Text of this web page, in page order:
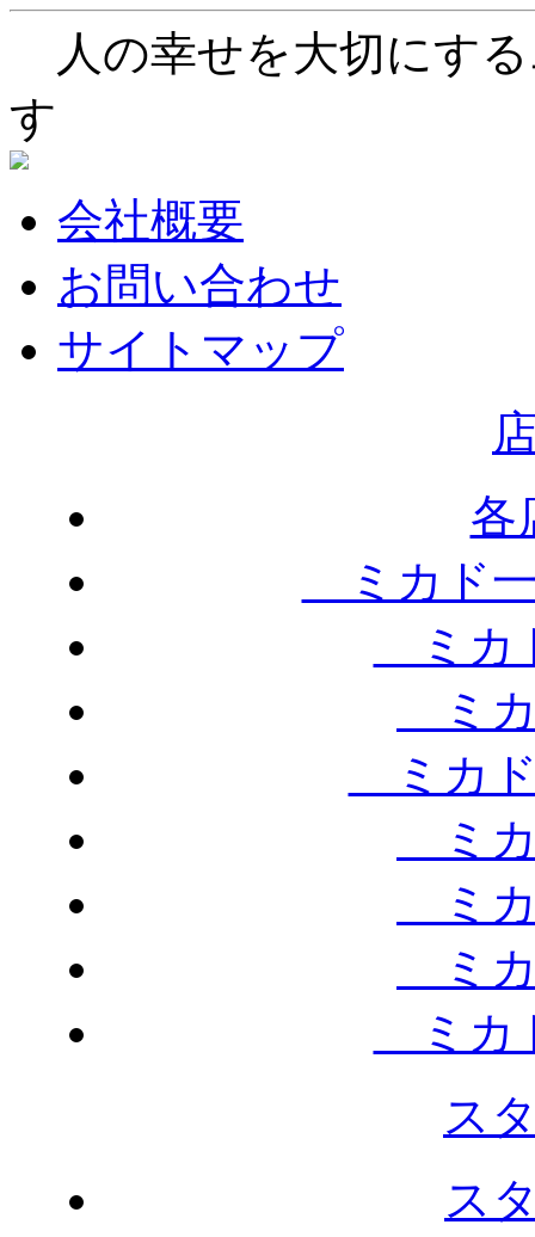
人の幸せを大切にす
す
会社概要
お問い合わせ
サイトマップ
各
ミカド
ミカ
ミカ
ミカド
ミカ
ミカ
ミカ
ミカ
ス
ス